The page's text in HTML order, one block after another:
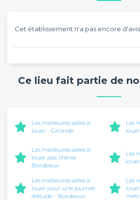
Cet établissement n'a pas encore d'avis
Ce lieu fait partie de
Les meilleures salles à
louer - Gironde
Les
Les meilleures salles à
louer pas chères -
Bordeaux
Les
Les meilleures salles à
louer pour une journée
d’étude - Bordeaux
Les